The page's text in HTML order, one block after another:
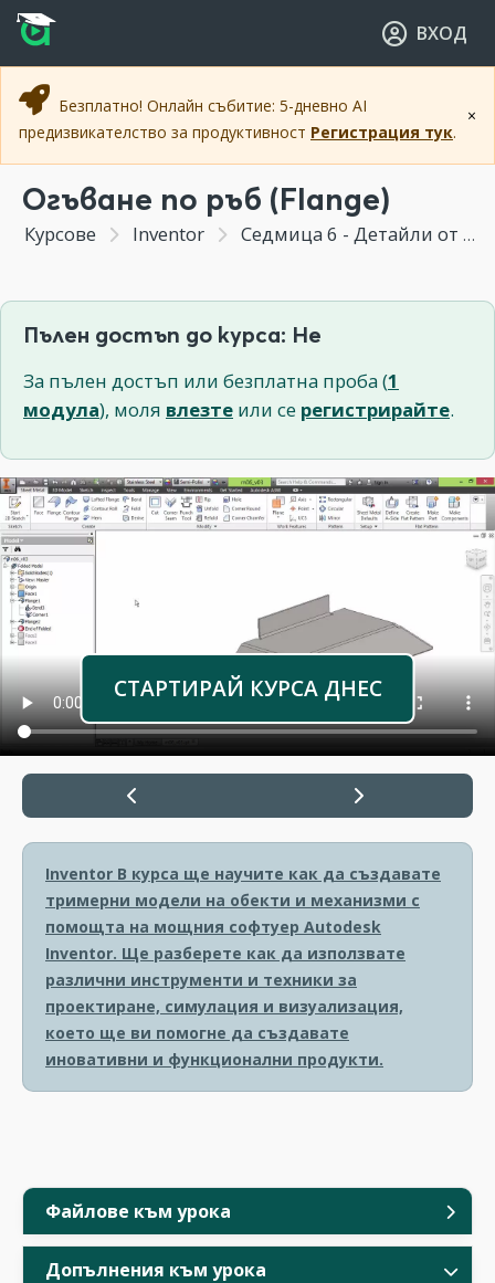
Прескочи към основното съдържание
Прескочи към навигацията
ВХОД
×
Безплатно! Онлайн събитие: 5-дневно AI
предизвикателство за продуктивност Регистрация тук.
Файлове към урока
Допълнения към урока
Огъване по ръб (Flange)
Курсове Inventor Седмица 6 - Детайли от листов материал
Пълен достъп до курса: Не
За пълен достъп или безплатна проба (1
модула), моля влезте или се регистрирайте.
СТАРТИРАЙ КУРСА ДНЕС
Inventor В курса ще научите как да създавате
тримерни модели на обекти и механизми с
помощта на мощния софтуер Autodesk
Inventor. Ще разберете как да използвате
различни инструменти и техники за
проектиране, симулация и визуализация,
което ще ви помогне да създавате
иновативни и функционални продукти.